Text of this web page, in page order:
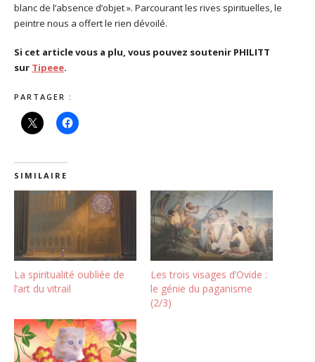
blanc de l’absence d’objet ». Parcourant les rives spirituelles, le
peintre nous a offert le rien dévoilé.
Si cet article vous a plu, vous pouvez soutenir PHILITT
sur Tipeee.
PARTAGER :
SIMILAIRE
La spiritualité oubliée de
l’art du vitrail
Les trois visages d’Ovide :
le génie du paganisme
(2/3)